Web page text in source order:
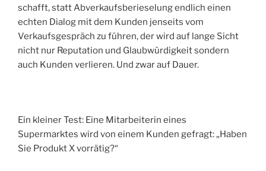
schafft, statt Abverkaufsberieselung endlich einen
echten Dialog mit dem Kunden jenseits vom
Verkaufsgespräch zu führen, der wird auf lange Sicht
nicht nur Reputation und Glaubwürdigkeit sondern
auch Kunden verlieren. Und zwar auf Dauer.
Ein kleiner Test: Eine Mitarbeiterin eines
Supermarktes wird von einem Kunden gefragt: „Haben
Sie Produkt X vorrätig?“